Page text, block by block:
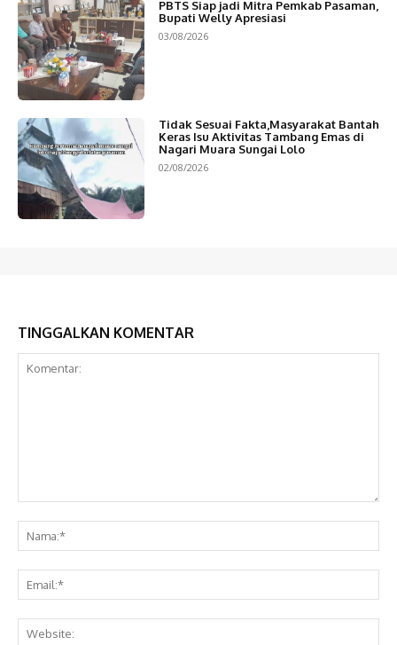
PBTS Siap jadi Mitra Pemkab Pasaman,
Bupati Welly Apresiasi
03/08/2026
Tidak Sesuai Fakta,Masyarakat Bantah
Keras Isu Aktivitas Tambang Emas di
Nagari Muara Sungai Lolo
02/08/2026
TINGGALKAN KOMENTAR